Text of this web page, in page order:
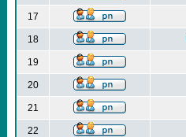
17
18
19
20
21
22